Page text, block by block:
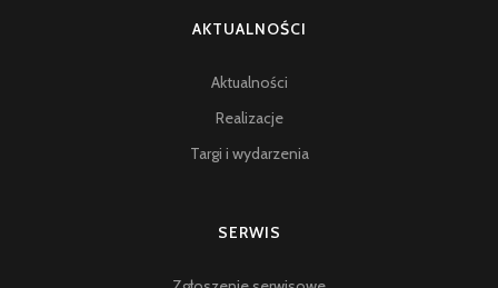
AKTUALNOŚCI
Aktualności
Realizacje
Targi i wydarzenia
SERWIS